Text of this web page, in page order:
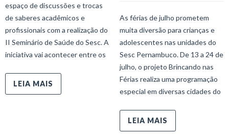
espaço de discussões e trocas
de saberes acadêmicos e
profissionais com a realização do
II Seminário de Saúde do Sesc. A
iniciativa vai acontecer entre os
LEIA MAIS
As férias de julho prometem
muita diversão para crianças e
adolescentes nas unidades do
Sesc Pernambuco. De 13 a 24 de
julho, o projeto Brincando nas
Férias realiza uma programação
especial em diversas cidades do
LEIA MAIS